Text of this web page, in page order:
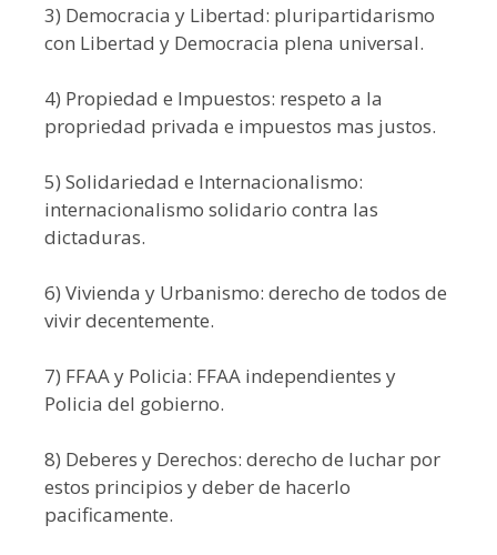
3) Democracia y Libertad: pluripartidarismo
con Libertad y Democracia plena universal.
4) Propiedad e Impuestos: respeto a la
propriedad privada e impuestos mas justos.
5) Solidariedad e Internacionalismo:
internacionalismo solidario contra las
dictaduras.
6) Vivienda y Urbanismo: derecho de todos de
vivir decentemente.
7) FFAA y Policia: FFAA independientes y
Policia del gobierno.
8) Deberes y Derechos: derecho de luchar por
estos principios y deber de hacerlo
pacificamente.